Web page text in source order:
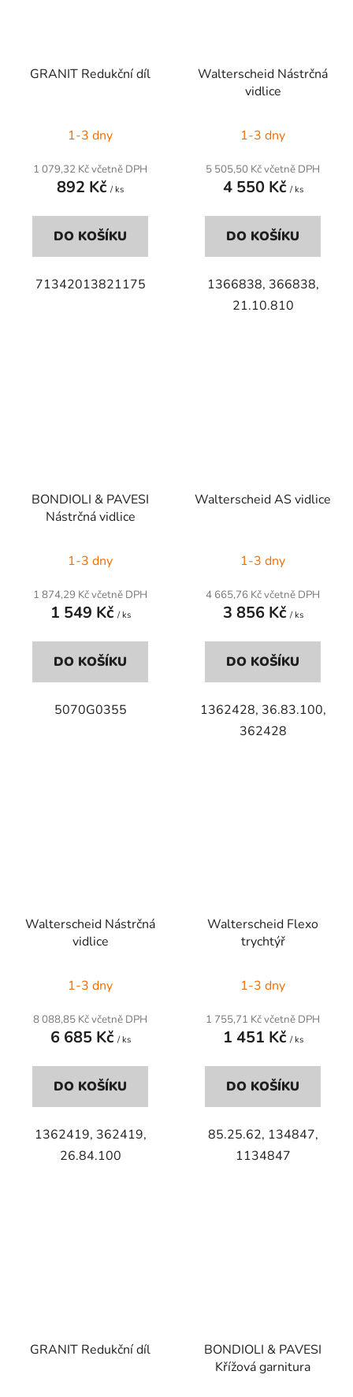
GRANIT Redukční díl
1-3 dny
1 079,32 Kč včetně DPH
892 Kč / ks
DO KOŠÍKU
71342013821175
Walterscheid Nástrčná
vidlice
1-3 dny
5 505,50 Kč včetně DPH
4 550 Kč / ks
DO KOŠÍKU
1366838, 366838,
21.10.810
BONDIOLI & PAVESI
Nástrčná vidlice
1-3 dny
1 874,29 Kč včetně DPH
1 549 Kč / ks
DO KOŠÍKU
5070G0355
Walterscheid AS vidlice
1-3 dny
4 665,76 Kč včetně DPH
3 856 Kč / ks
DO KOŠÍKU
1362428, 36.83.100,
362428
Walterscheid Nástrčná
vidlice
1-3 dny
8 088,85 Kč včetně DPH
6 685 Kč / ks
DO KOŠÍKU
1362419, 362419,
26.84.100
Walterscheid Flexo
trychtýř
1-3 dny
1 755,71 Kč včetně DPH
1 451 Kč / ks
DO KOŠÍKU
85.25.62, 134847,
1134847
GRANIT Redukční díl
BONDIOLI & PAVESI
Křížová garnitura